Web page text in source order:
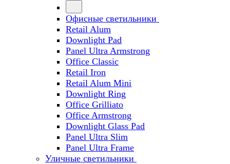
Офисные светильники
Retail Alum
Downlight Pad
Panel Ultra Armstrong
Office Classic
Retail Iron
Retail Alum Mini
Downlight Ring
Office Grilliato
Office Armstrong
Downlight Glass Pad
Panel Ultra Slim
Panel Ultra Frame
Уличные светильники